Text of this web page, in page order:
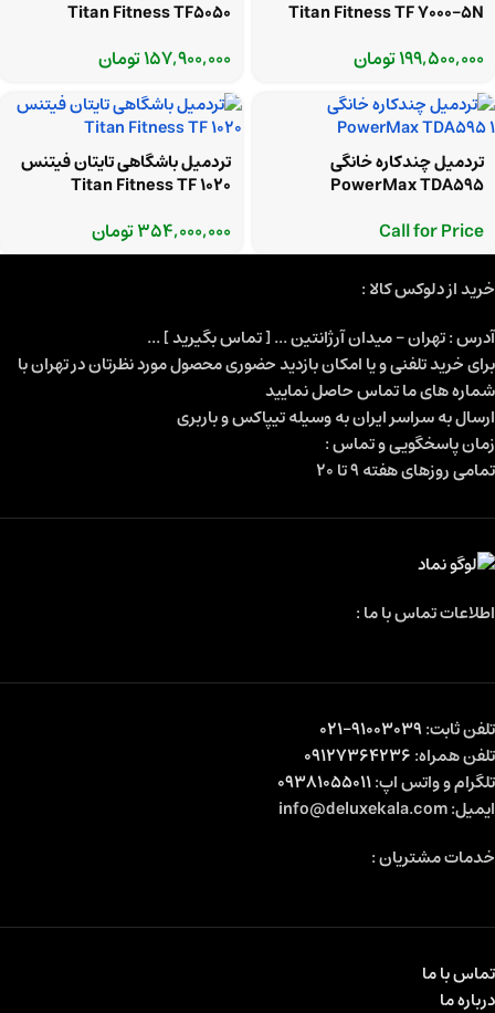
Titan Fitness TF 7000-5N
199,500,000تومان
Titan Fitness TF5050
157,900,000تومان
تردمیل چندکاره خانگی
PowerMax TDA595
Call for Price
تردمیل باشگاهی تایتان فیتنس
Titan Fitness TF 1020
354,000,000تومان
خرید از دلوکس کالا :
آدرس : تهران - میدان آرژانتین ... [ تماس بگیرید ] ...
برای خرید تلفنی و یا امکان بازدید حضوری محصول مورد نظرتان در تهران با
شماره های ما تماس حاصل نمایید
ارسال به سراسر ایران به وسیله تیپاکس و باربری
زمان پاسخگویی و تماس :
تمامی روزهای هفته 9 تا 20
اطلاعات تماس با ما :
تلفن ثابت:91003039-021
تلفن همراه:09127364236
تلگرام و واتس اپ:09381055011
ایمیل: info@deluxekala.com
خدمات مشتریان :
تماس با ما
درباره ما